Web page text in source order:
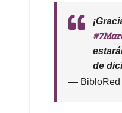
de
— BibloRed